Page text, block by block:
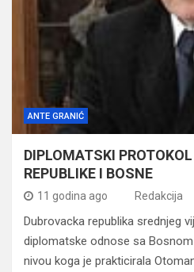
ANTE GRANIĆ
DIPLOMATSKI
REPUBLIKE I BOSNE
11 godina ago Redakcija
Dubrovacka republika srednjeg
diplomatske odnose sa
nivou koga je prakticirala